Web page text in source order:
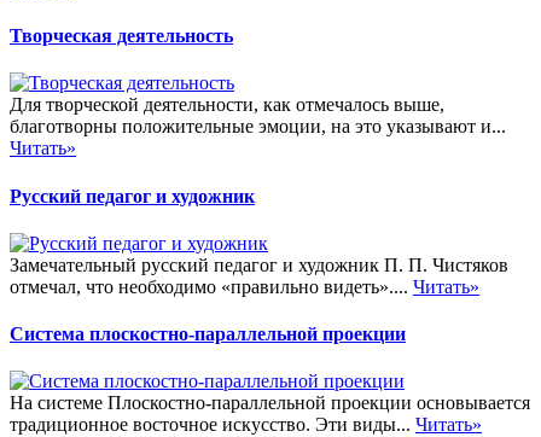
Творческая деятельность
Для творческой деятельности, как отмечалось выше,
благотворны положительные эмоции, на это указывают и...
Читать»
Русский педагог и художник
Замечательный русский педагог и художник П. П. Чистяков
отмечал, что необходимо «правильно видеть».... Читать»
Система плоскостно-параллельной проекции
На системе Плоскостно-параллельной проекции основывается
традиционное восточное искусство. Эти виды... Читать»